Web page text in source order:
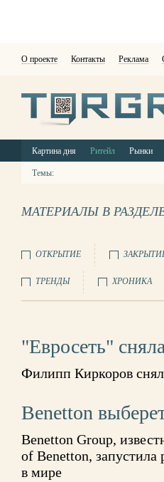
О проекте Контакты Реклама
Картина дня Ритейл Рынки
Темы:
МАТЕРИАЛЫ В
ОТКРЫТИЕ
ТРЕНДЫ ХРОНИКА
"Евросеть"
Филипп Киркоров
Benetton
Benetton Group,
of Benetton,
в мире